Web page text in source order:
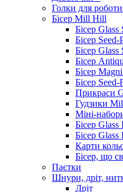
Голки для роботи
Бісер Mill Hill
Бісер Glass
Бісер Seed-
Бісер Glass
Бісер
Бісер
Бісер
Прикраси
Гудзики
Міні-
Бісер Glass
Бісер
Карти
Бісер, що
Паєтки
Шнури, дріт,
Дріт